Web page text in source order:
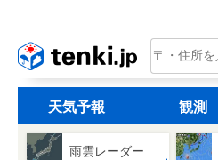
tenki.jp
天気予報 観測
雨雲レーダー